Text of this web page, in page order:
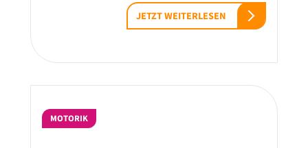
JETZT WEITERLESEN
MOTORIK